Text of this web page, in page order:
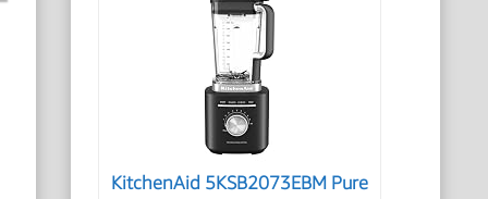
KitchenAid 5KSB2073EBM Pure